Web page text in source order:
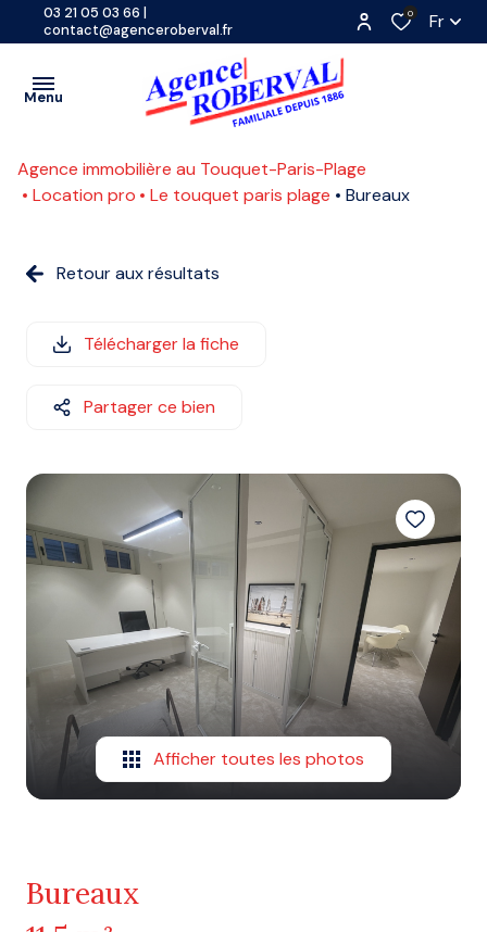
03 21 05 03 66 |
contact@agenceroberval.fr
0 Fr
Menu
VENTES
L'ANNÉE
COMMERCE
CONTACT
Agence immobilière au Touquet-Paris-Plage
Location pro
Le touquet paris plage Bureaux
Retour aux résultats
Télécharger la fiche
Partager ce bien
Afficher toutes les photos
Bureaux